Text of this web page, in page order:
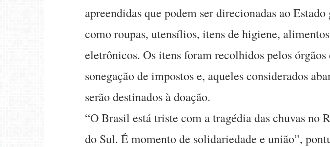
apreendidas que podem ser direcionadas ao Estado
como roupas, utensílios, itens de higiene,
eletrônicos. Os itens foram recolhidos pelos órgãos
sonegação de impostos e, aqueles considerados
serão destinados à doação.
“O Brasil está triste com a tragédia das chuvas no
do Sul. É momento de solidariedade e união”,